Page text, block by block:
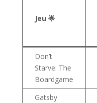
Jeu 🌟
Don’t
Starve: The
Boardgame
Gatsby